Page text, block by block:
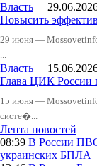
Власть
Повысить
29 июня —
...
Власть
Глава ЦИК России
15 июня —
систе�...
Лента новостей
08:39 В России ПВО
украинских БПЛА